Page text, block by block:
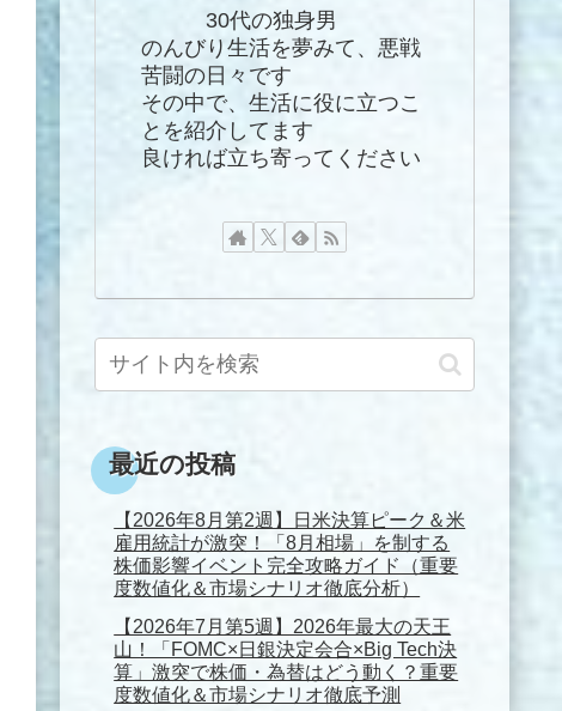
30代の独身男
のんびり生活を夢みて、悪戦
苦闘の日々です
その中で、生活に役に立つこ
とを紹介してます
良ければ立ち寄ってください
最近の投稿
【2026年8月第2週】日米決算ピーク＆米
雇用統計が激突！「8月相場」を制する
株価影響イベント完全攻略ガイド（重要
度数値化＆市場シナリオ徹底分析）
【2026年7月第5週】2026年最大の天王
山！「FOMC×日銀決定会合×Big Tech決
算」激突で株価・為替はどう動く？重要
度数値化＆市場シナリオ徹底予測